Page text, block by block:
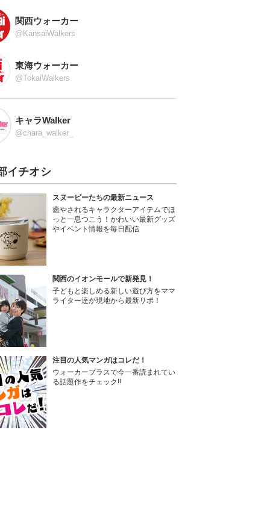
関西ウォーカー
@KansaiWalkers
東海ウォーカー
@TokaiWalkers
キャラWalker
@chara_walker_
イチオシ
スヌーピーたちの最新ニュース
癒やされるキャラクターアイテムでほ
っと一息つこう！かわいい最新グッズ
やイベント情報を毎日配信
関西のイオンモールで新発見！
子どもと楽しめる新しい遊び方をママ
ライター達が現地から最新リポ！
注目の人気マンガはコレだ！
ウォーカープラスで今一番読まれてい
る話題作をチェック!!